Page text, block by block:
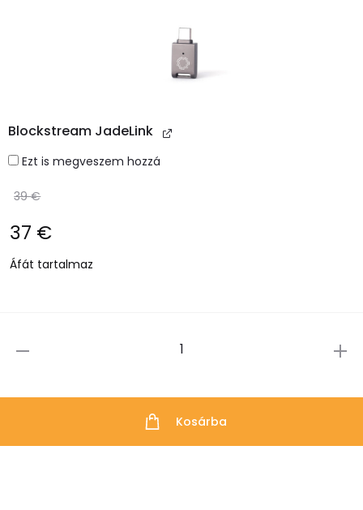
Blockstream JadeLink
Ezt is megveszem hozzá
39€
Original
was:
37 €
Current
Áfát tartalmaz
mennyiség
Kosárba